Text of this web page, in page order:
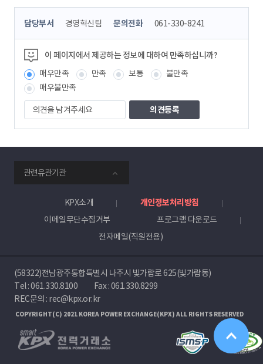
콘
츠
정
보
책
임
자
담당부서 경영혁신팀 문의전화 061-330-8241
이 페이지에서 제공하는 정보에 대하여 만족하십니까?
매우만족
만족 보통
불만족
매우불만족
의
견
을
겨
주
세
요
관련유관기관
KPX소개
개인정보처리방침
이메일무단수집거부
프로그램 다운로드
전자메일(직원전용)
(58322)전남광주통합특별시 나주시 빛가람로 625(빛가람동)
Tel :061.330.8100
Fax : 061.330.8299
REC문의 : rec@kpx.or.kr
COPYRIGHT(C) 2021 KOREA POWER EXCHANGE(KPX) ALL RIGHTS RESERVED